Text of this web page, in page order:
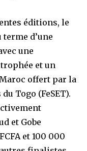
éditions, le
d’une
une
et un
offert par la
Togo (FeSET).
et Gobe
et 100 000